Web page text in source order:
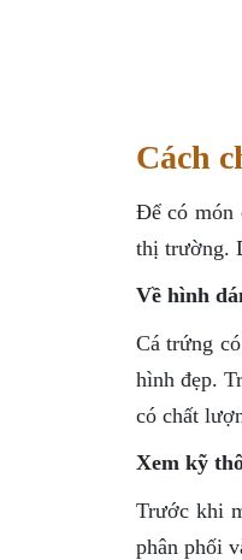
Cách
Để có món
thị trường.
Về hình
Cá trứng
hình đẹp.
có chất
Xem kỹ
Trước khi
phân phối